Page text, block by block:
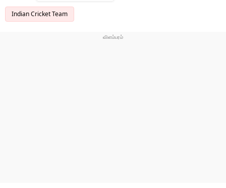
Indian Cricket Team